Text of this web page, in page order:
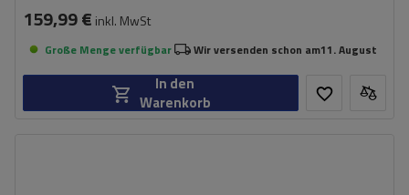
159,99 € inkl. MwSt
Große Menge verfügbar Wir versenden schon am11. August
In den
Warenkorb